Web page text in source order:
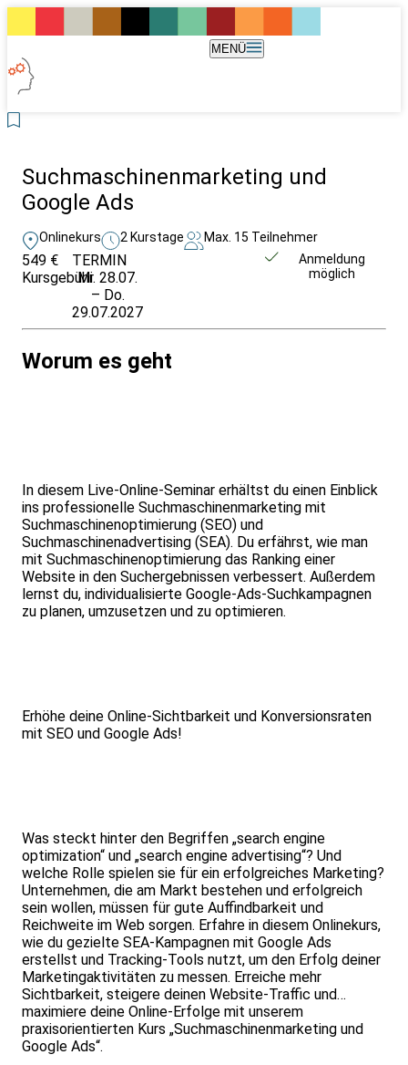
MENÜ
Suchmaschinenmarketing und
Google Ads
Onlinekurs 2 Kurstage Max. 15 Teilnehmer
549 €
Kursgebühr
TERMIN
Mi. 28.07.
– Do.
29.07.2027
Anmeldung
möglich
Worum es geht
In diesem Live-Online-Seminar erhältst du einen Einblick
ins professionelle Suchmaschinenmarketing mit
Suchmaschinenoptimierung (SEO) und
Suchmaschinenadvertising (SEA). Du erfährst, wie man
mit Suchmaschinenoptimierung das Ranking einer
Website in den Suchergebnissen verbessert. Außerdem
lernst du, individualisierte Google-Ads-Suchkampagnen
zu planen, umzusetzen und zu optimieren.
Erhöhe deine Online-Sichtbarkeit und Konversionsraten
mit SEO und Google Ads!
Was steckt hinter den Begriffen „search engine
optimization“ und „search engine advertising“? Und
welche Rolle spielen sie für ein erfolgreiches Marketing?
Unternehmen, die am Markt bestehen und erfolgreich
sein wollen, müssen für gute Auffindbarkeit und
Reichweite im Web sorgen. Erfahre in diesem Onlinekurs,
wie du gezielte SEA-Kampagnen mit Google Ads
erstellst und Tracking-Tools nutzt, um den Erfolg deiner
Marketingaktivitäten zu messen. Erreiche mehr
Sichtbarkeit, steigere deinen Website-Traffic und
maximiere deine Online-Erfolge mit unserem
praxisorientierten Kurs „Suchmaschinenmarketing und
Google Ads“.